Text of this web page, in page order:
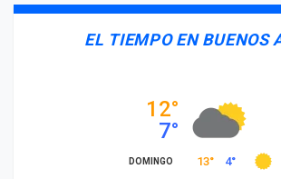
EL TIEMPO EN BUENOS